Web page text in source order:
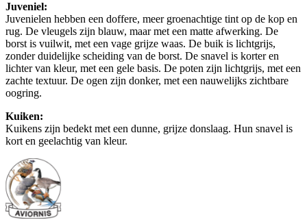
Juveniel:
Juvenielen hebben een doffere, meer groenachtige tint op de kop en
rug. De vleugels zijn blauw, maar met een matte afwerking. De
borst is vuilwit, met een vage grijze waas. De buik is lichtgrijs,
zonder duidelijke scheiding van de borst. De snavel is korter en
lichter van kleur, met een gele basis. De poten zijn lichtgrijs, met een
zachte textuur. De ogen zijn donker, met een nauwelijks zichtbare
oogring.
Kuiken:
Kuikens zijn bedekt met een dunne, grijze donslaag. Hun snavel is
kort en geelachtig van kleur.